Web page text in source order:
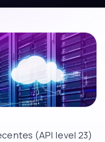
(API level 23)